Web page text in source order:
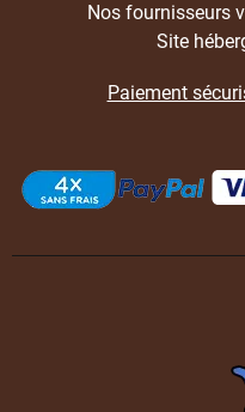
Nos fournisseurs
Site
Paiement